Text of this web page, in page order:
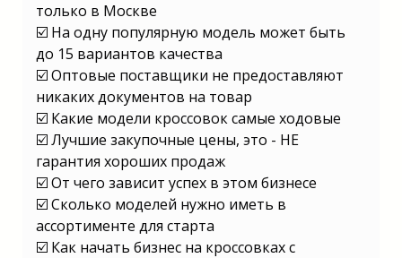
только в Москве
☑️ На одну популярную модель может быть
до 15 вариантов качества
☑️ Оптовые поставщики не предоставляют
никаких документов на товар
☑️ Какие модели кроссовок самые ходовые
☑️ Лучшие закупочные цены, это - НЕ
гарантия хороших продаж
☑️ От чего зависит успех в этом бизнесе
☑️ Сколько моделей нужно иметь в
ассортименте для старта
☑️ Как начать бизнес на кроссовках с